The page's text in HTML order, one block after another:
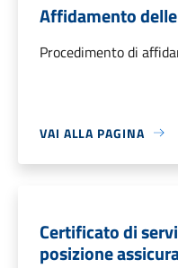
Affidamento
Procedimento di
VAI ALLA PAGINA
Certificato di
posizione